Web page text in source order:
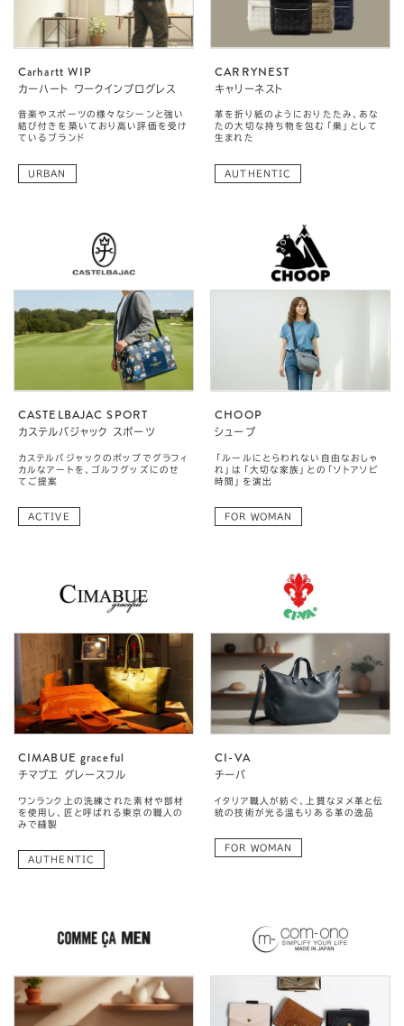
Carhartt WIP
カーハート ワークインプログレス
音楽やスポーツの様々なシーンと強い
結び付きを築いており高い評価を受け
ているブランド
URBAN
CARRYNEST
キャリーネスト
革を折り紙のようにおりたたみ、あな
たの大切な持ち物を包む「巣」として
生まれた
AUTHENTIC
CASTELBAJAC SPORT
カステルバジャック スポーツ
カステルバジャックのポップでグラフィ
カルなアートを、ゴルフグッズにのせ
てご提案
ACTIVE
CHOOP
シュープ
「ルールにとらわれない自由なおしゃ
れ」は「大切な家族」との「ソトアソビ
時間」を演出
FOR WOMAN
CIMABUE graceful
チマブエ グレースフル
ワンランク上の洗練された素材や部材
を使用し、匠と呼ばれる東京の職人の
みで縫製
AUTHENTIC
CI-VA
チーバ
イタリア職人が紡ぐ、上質なヌメ革と伝
統の技術が光る温もりある革の逸品
FOR WOMAN